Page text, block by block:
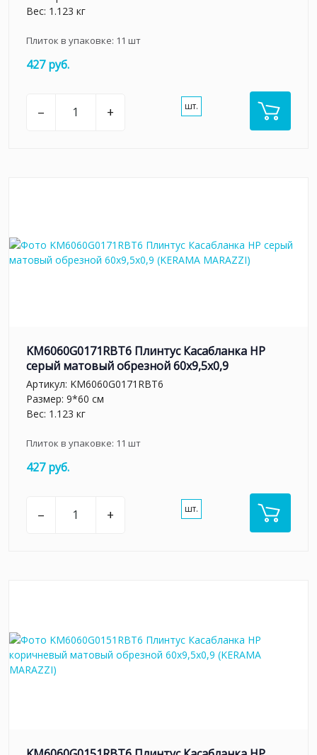
Вес: 1.123 кг
Плиток в упаковке: 11 шт
427 руб.
– + шт.
KM6060G0171RBT6 Плинтус Касабланка HP
серый матовый обрезной 60x9,5x0,9
Артикул: KM6060G0171RBT6
Размер: 9*60 см
Вес: 1.123 кг
Плиток в упаковке: 11 шт
427 руб.
– + шт.